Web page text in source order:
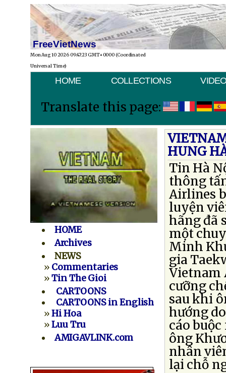
FreeVietNews
Mon Aug 10 2026 09:47:23 GMT+0000 (Coordinated
Universal Time)
HOME COLLECTIONS
Translate this page:
HOME
Archives
NEWS
» Commentaries
»Tin The Gioi
CARTOONS
CARTOONS in English
»Hi Hoa
»Luu Tru
AMIGAVLINK.com
HUNG
Tin Hà
thông
Airlines
luyện
hãng đã
một
Minh
gia
Vietnam
cưỡng
sau khi
hướng
cáo
ông
nhân
lại chỗ